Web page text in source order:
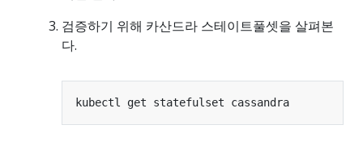
검증하기 위해 카산드라 스테이트풀셋을 살펴본
다.